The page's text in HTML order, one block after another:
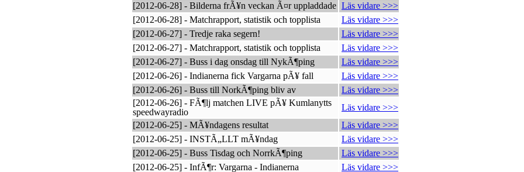
[2012-06-28] - Bilderna frÃ¥n veckan Ã¤r uppladdade Läs vidare >>>
[2012-06-28] - Matchrapport, statistik och topplista
Läs vidare >>>
[2012-06-27] - Tredje raka segern!
Läs vidare >>>
[2012-06-27] - Matchrapport, statistik och topplista
Läs vidare >>>
[2012-06-27] - Buss i dag onsdag till NykÃ¶ping
Läs vidare >>>
[2012-06-26] - Indianerna fick Vargarna pÃ¥ fall
Läs vidare >>>
[2012-06-26] - Buss till NorkÃ¶ping bliv av
Läs vidare >>>
[2012-06-26] - FÃ¶lj matchen LIVE pÃ¥ Kumlanytts
speedwayradio
Läs vidare >>>
[2012-06-25] - MÃ¥ndagens resultat
Läs vidare >>>
[2012-06-25] - INSTÃ„LLT mÃ¥ndag
Läs vidare >>>
[2012-06-25] - Buss Tisdag och NorrkÃ¶ping
Läs vidare >>>
[2012-06-25] - InfÃ¶r: Vargarna - Indianerna
Läs vidare >>>